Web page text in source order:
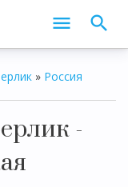
» Россия
-